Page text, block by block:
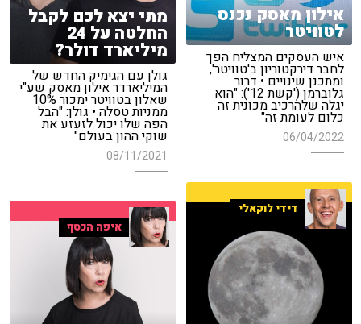
אילון מאסק נכנס
לטוויטר
איש העסקים המצליח הפך
לחבר דירקטוריון ב'טוויטר',
ומתכנן שינויים • דרור
גלוברמן ('קשת 12'): "הוא
יגלה שלהרכיב מכונית זה
כלום לעומת זה"
06/04/2022
מתי יצא לכם לקבל
החלטה על 24
מיליארד דולר?
גולן עם הגימיק החדש של
המיליארדר אילון מאסק שע"י
שאלון בטוויטר ימכור 10%
ממניות טסלה • גולן: "הבל
הפה שלו יכול לזעזע את
שוקי ההון בעולם"
08/11/2021
דידי לוקאלי
איפה הכסף